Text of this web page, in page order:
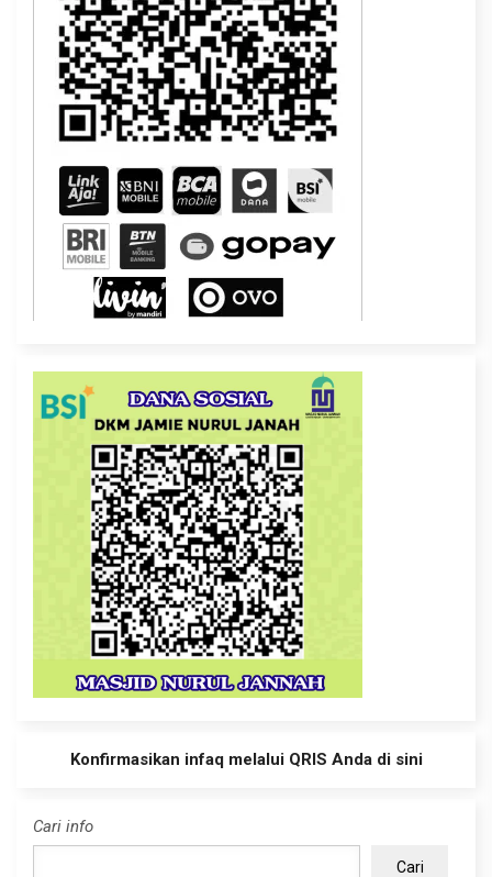
Konfirmasikan infaq melalui QRIS Anda di sini
Cari info
Cari